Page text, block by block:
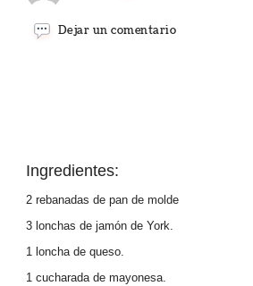
Dejar un comentarioen
Ingredientes:
2 rebanadas de pan de molde
3 lonchas de jamón de York.
1 loncha de queso.
1 cucharada de mayonesa.